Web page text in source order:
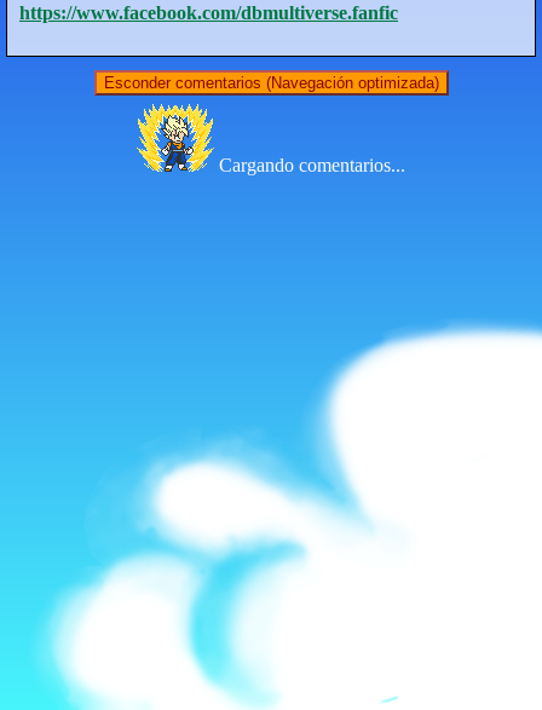
https://www.facebook.com/dbmultiverse.fanfic
Esconder comentarios (Navegación optimizada)
Cargando comentarios...